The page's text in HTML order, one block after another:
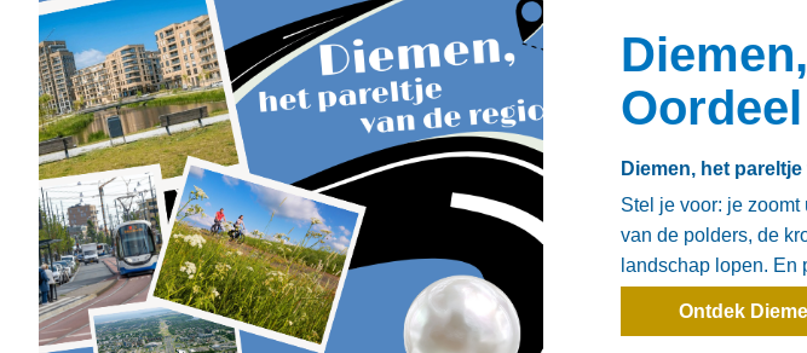
Diemen, het
Stel je voor: je zoomt
van de polders, de
landschap lopen. En
Ontdek